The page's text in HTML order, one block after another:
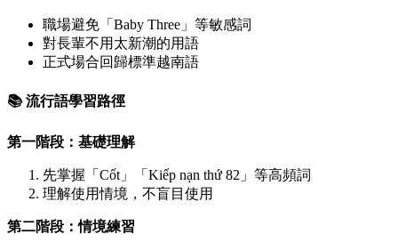
職場避免「Baby Three」等敏感詞
對長輩不用太新潮的用語
正式場合回歸標準越南語
📚 流行語學習路徑
第一階段：基礎理解
先掌握「Cốt」「Kiếp nạn thứ 82」等高頻詞
理解使用情境，不盲目使用
第二階段：情境練習